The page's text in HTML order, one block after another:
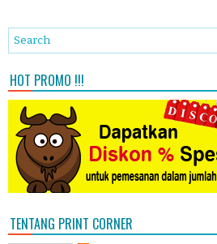
HOT PROMO !!!
TENTANG PRINT CORNER